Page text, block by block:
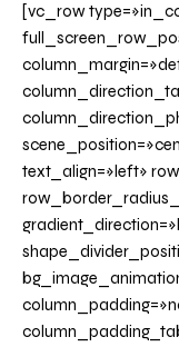
[vc_row
text_align=»left»